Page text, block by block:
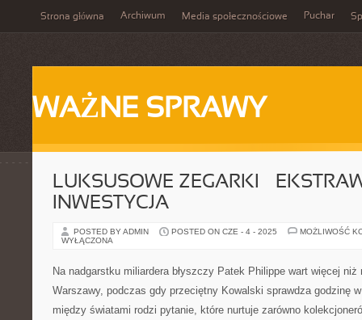
Strona główna Archiwum Media społecznościowe Puchar
WAŻNE SPRAWY
LUKSUSOWE ZEGARKI –
INWESTYCJA
POSTED BY ADMIN POSTED ON CZE - 4 - 2025
MOŻLIWOŚĆ
WYŁĄCZONA
Na nadgarstku miliardera błyszczy Patek Philippe wart więcej
Warszawy, podczas gdy przeciętny Kowalski sprawdza godzinę
między światami rodzi pytanie, które nurtuje zarówno